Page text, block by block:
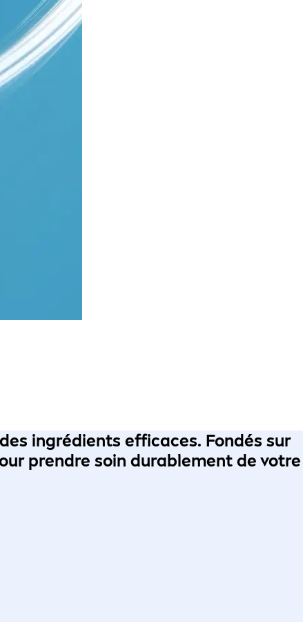
ingrédients efficaces. Fondés sur
prendre soin durablement de votre